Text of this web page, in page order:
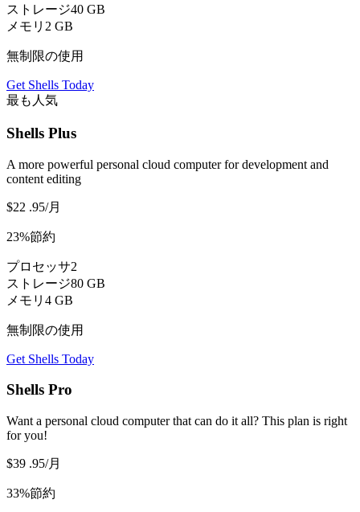
ストレージ40 GB
メモリ 2 GB
無制限の使用
Get Shells Today
最も人気
Shells Plus
A more powerful personal cloud computer for development and
content editing
$22 .95/月
23%節約
プロセッサ2
ストレージ80 GB
メモリ 4 GB
無制限の使用
Get Shells Today
Shells Pro
Want a personal cloud computer that can do it all? This plan is right
for you!
$39 .95/月
33%節約